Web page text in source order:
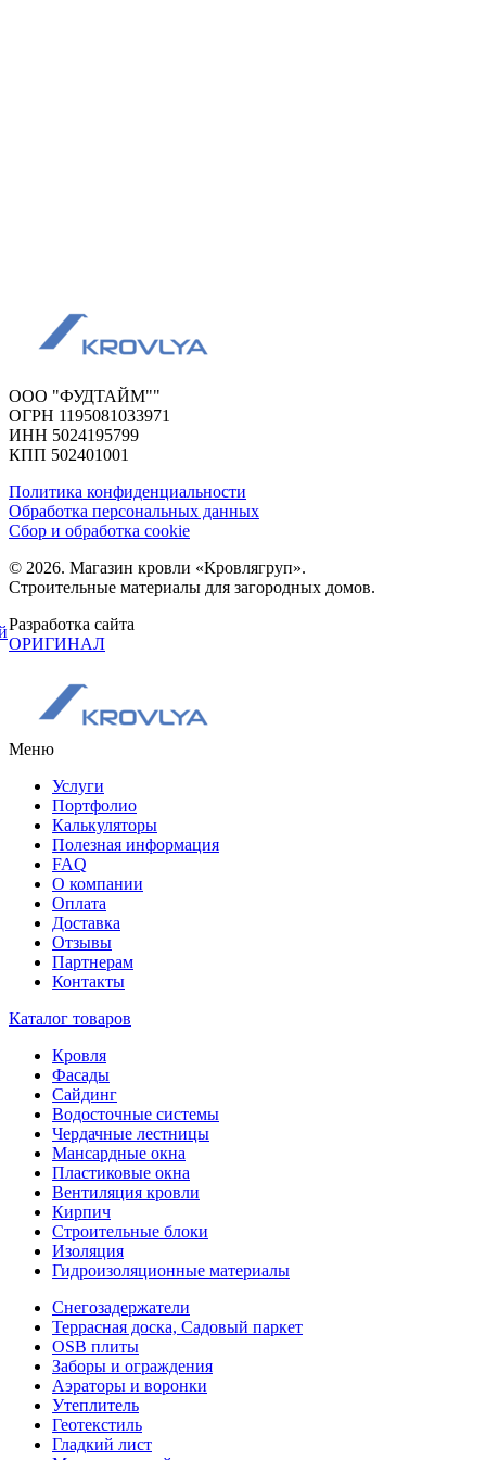
ООО "ФУДТАЙМ""
ОГРН 1195081033971
ИНН 5024195799
КПП 502401001
Политика конфиденциальности
Обработка персональных данных
Сбор и обработка cookie
© 2026. Магазин кровли «Кровлягруп».
Строительные материалы для загородных домов.
Разработка сайта
ОРИГИНАЛ
Меню
Услуги
Портфолио
Калькуляторы
Полезная информация
FAQ
О компании
Оплата
Доставка
Отзывы
Партнерам
Контакты
Каталог товаров
Кровля
Фасады
Сайдинг
Водосточные системы
Чердачные лестницы
Мансардные окна
Пластиковые окна
Вентиляция кровли
Кирпич
Строительные блоки
Изоляция
Гидроизоляционные материалы
Снегозадержатели
Террасная доска, Садовый паркет
OSB плиты
Заборы и ограждения
Аэраторы и воронки
Утеплитель
Геотекстиль
Гладкий лист